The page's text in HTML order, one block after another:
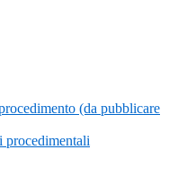
(da pubblicare
procedimentali